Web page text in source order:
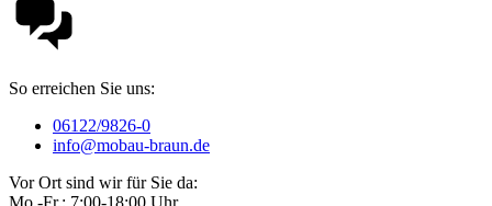
So erreichen Sie uns:
06122/9826-0
info@mobau-braun.de
Vor Ort sind wir für Sie da:
Mo.-Fr.: 7:00-18:00 Uhr